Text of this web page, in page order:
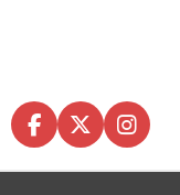
F
A
C
X
I
N
S